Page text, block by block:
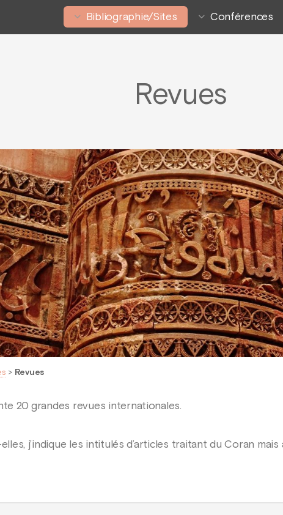
Bibliographie/Sites Conférences
Revues
> Revues
20 grandes revues internationales.
j’indique les intitulés d’articles traitant du Coran